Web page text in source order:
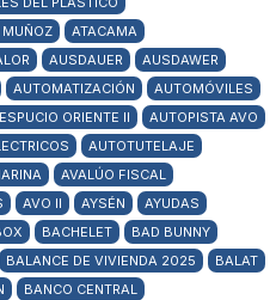
ATACAMA
AUSDAUER
AUSDAWER
AUTOMATIZACIÓN
AUTOMÓVILES
ORIENTE II
AUTOPISTA AVO
AUTOTUTELAJE
AVALÚO FISCAL
AVO II AYSÉN
AYUDAS
BACHELET
BAD BUNNY
BALANCE DE VIVIENDA 2025
BALAT
BANCO CENTRAL